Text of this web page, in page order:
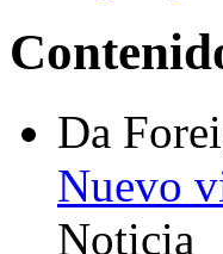
Da
Nuevo
Noticia